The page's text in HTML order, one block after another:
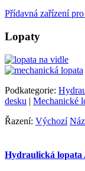
Přídavná zařízení
Lopaty
Podkategorie:
desku | Mechanické
Řazení: Výchozí
Hydraulická lopata